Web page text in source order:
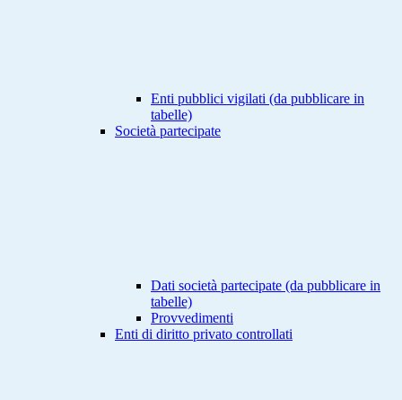
Enti pubblici vigilati (da pubblicare in
tabelle)
Società partecipate
Dati società partecipate (da pubblicare in
tabelle)
Provvedimenti
Enti di diritto privato controllati